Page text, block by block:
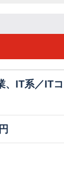
、IT系／IT